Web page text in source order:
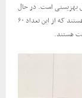
بهزیستی است. در حال
حاضر ۲۴۵ هزار مددجو در استان از خدمات بهزیستی بهره مند هستند که از این تعداد ۶۰